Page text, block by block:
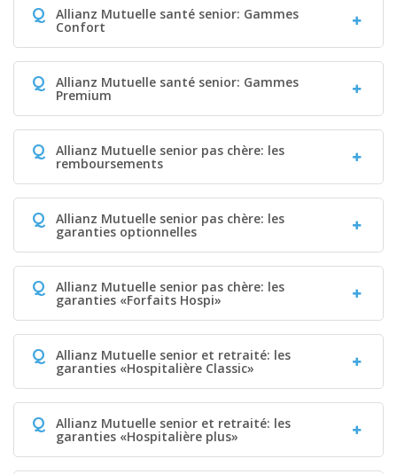
Q Allianz Mutuelle santé senior: Gammes
Confort
Q Allianz Mutuelle santé senior: Gammes
Premium
Q Allianz Mutuelle senior pas chère: les
remboursements
Q Allianz Mutuelle senior pas chère: les
garanties optionnelles
Q Allianz Mutuelle senior pas chère: les
garanties «Forfaits Hospi»
Q Allianz Mutuelle senior et retraité: les
garanties «Hospitalière Classic»
Q Allianz Mutuelle senior et retraité: les
garanties «Hospitalière plus»